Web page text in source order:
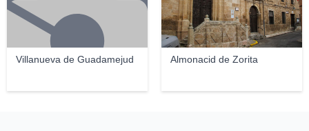
Villanueva de Guadamejud Almonacid de Zorita